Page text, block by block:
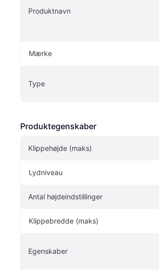
Produktnavn
Mærke
Type
Produktegenskaber
Klippehøjde (maks)
Lydniveau
Antal højdeindstillinger
Klippebredde (maks)
Egenskaber